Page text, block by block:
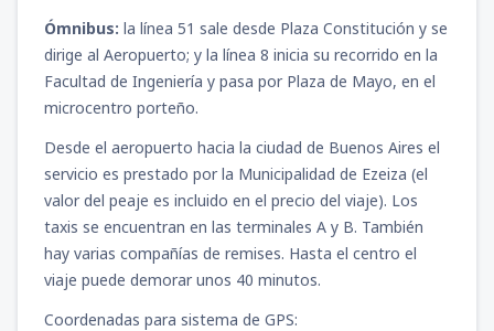
Ómnibus: la línea 51 sale desde Plaza Constitución y se
dirige al Aeropuerto; y la línea 8 inicia su recorrido en la
Facultad de Ingeniería y pasa por Plaza de Mayo, en el
microcentro porteño.
Desde el aeropuerto hacia la ciudad de Buenos Aires el
servicio es prestado por la Municipalidad de Ezeiza (el
valor del peaje es incluido en el precio del viaje). Los
taxis se encuentran en las terminales A y B. También
hay varias compañías de remises. Hasta el centro el
viaje puede demorar unos 40 minutos.
Coordenadas para sistema de GPS: